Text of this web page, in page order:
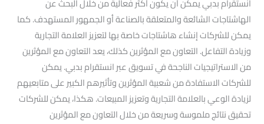
الهاشتاجات الشائعة والمتعلقة بالصناعة أو الجمهور المستهدف. كما
يمكن للشركات إنشاء هاشتاجات خاصة بها لتعزيز العلامة التجارية
وزيادة التفاعل. التعاون مع المؤثرين كذلك، يعد التعاون مع المؤثرين
من الاستراتيجيات الناجحة في تسويق عبر انستقرام بدبي. يمكن
للشركات الاستفادة من شعبية المؤثرين وتأثيرهم الكبير على متابعيهم
لزيادة الوعي بالعلامة التجارية وتعزيز المبيعات. هكذا، يمكن للشركات
تحقيق نتائج ملموسة وسريعة من خلال التعاون مع المؤثرين